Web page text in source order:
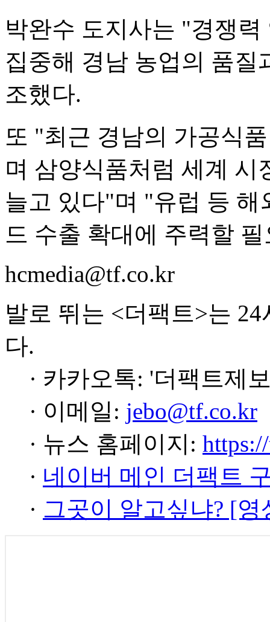
박완수 도지사는 "경쟁
집중해 경남 농업의 품
조했다.
또 "최근 경남의 가공식
며 삼양식품처럼 세계
늘고 있다"며 "유럽 등
드 수출 확대에 주력할
hcmedia@tf.co.kr
발로 뛰는 <더팩트>는
다.
· 카카오톡: '더팩트제
· 이메일: jebo@tf.co.kr
· 뉴스 홈페이지:
· 네이버 메인 더팩트
· 그곳이 알고싶냐? [